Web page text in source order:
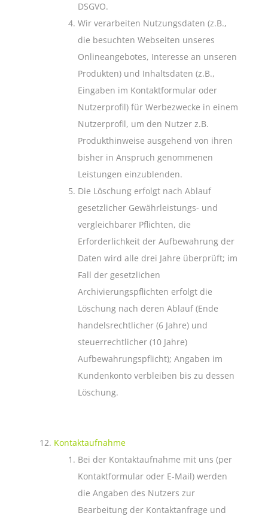
DSGVO.
Wir verarbeiten Nutzungsdaten (z.B.,
die besuchten Webseiten unseres
Onlineangebotes, Interesse an unseren
Produkten) und Inhaltsdaten (z.B.,
Eingaben im Kontaktformular oder
Nutzerprofil) für Werbezwecke in einem
Nutzerprofil, um den Nutzer z.B.
Produkthinweise ausgehend von ihren
bisher in Anspruch genommenen
Leistungen einzublenden.
Die Löschung erfolgt nach Ablauf
gesetzlicher Gewährleistungs- und
vergleichbarer Pflichten, die
Erforderlichkeit der Aufbewahrung der
Daten wird alle drei Jahre überprüft; im
Fall der gesetzlichen
Archivierungspflichten erfolgt die
Löschung nach deren Ablauf (Ende
handelsrechtlicher (6 Jahre) und
steuerrechtlicher (10 Jahre)
Aufbewahrungspflicht); Angaben im
Kundenkonto verbleiben bis zu dessen
Löschung.
Kontaktaufnahme
Bei der Kontaktaufnahme mit uns (per
Kontaktformular oder E-Mail) werden
die Angaben des Nutzers zur
Bearbeitung der Kontaktanfrage und